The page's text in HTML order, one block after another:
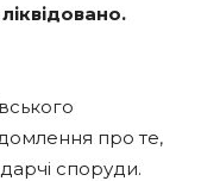
про те,
споруди.